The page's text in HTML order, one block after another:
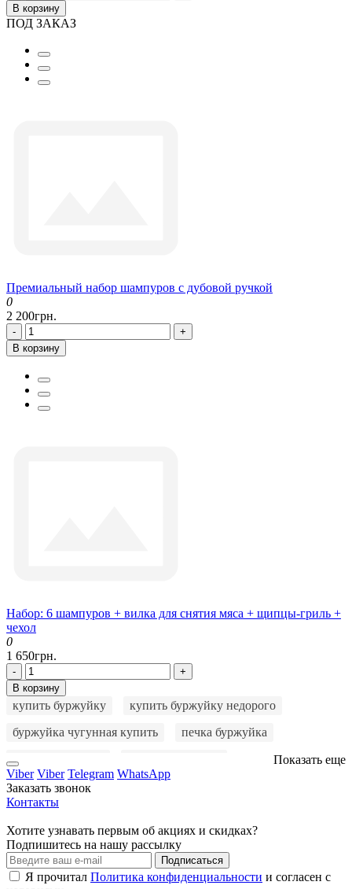
В корзину
ПОД ЗАКАЗ
Премиальный набор шампуров с дубовой ручкой
0
2 200грн.
-
+
В корзину
Набор: 6 шампуров + вилка для снятия мяса + щипцы-гриль +
чехол
0
1 650грн.
-
+
В корзину
купить буржуйку
купить буржуйку недорого
буржуйка чугунная купить
печка буржуйка
куплю буржуйку
купить печку буржуйку
чугунная буржуйка
буржуйка на дровах
буржуйка длительного горения
мангал
мангал раскладной
мангал с крышкой
Показать еще
Viber Viber Telegram WhatsApp
Заказать звонок
Контакты
Хотите узнавать первым об акциях и скидках?
Подпишитесь на нашу рассылку
Подписаться
Я прочитал Политика конфиденциальности и согласен с